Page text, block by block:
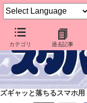
カテゴリ 過去記事
ズギャッと落ちるスマホ用